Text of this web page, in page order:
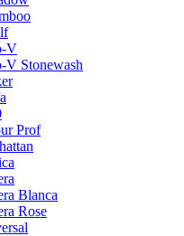
V
Stonewash
Prof
Blanca
Rose